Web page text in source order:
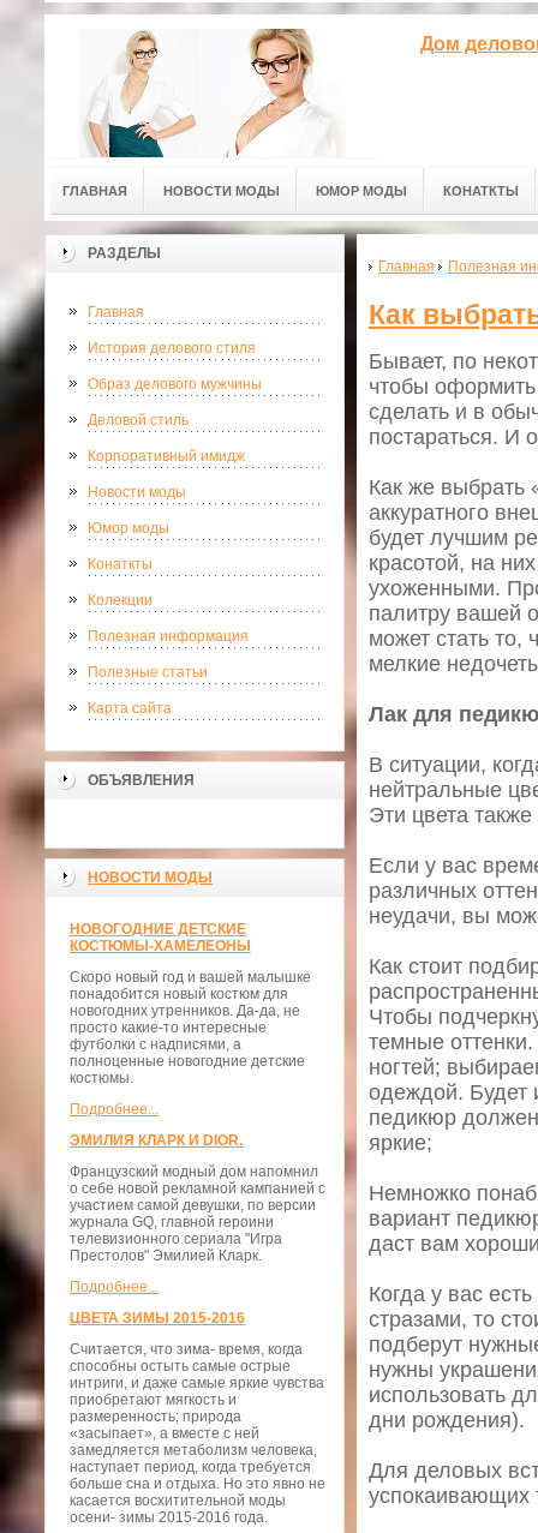
Дом
ГЛАВНАЯ НОВОСТИ МОДЫ ЮМОР МОДЫ КОНАТКТЫ
РАЗДЕЛЫ
Главная
История делового стиля
Образ делового мужчины
Деловой стиль
Корпоративный имидж
Новости моды
Юмор моды
Конаткты
Колекции
Полезная информация
Полезные статьи
Карта сайта
ОБЪЯВЛЕНИЯ
НОВОСТИ МОДЫ
НОВОГОДНИЕ ДЕТСКИЕ
КОСТЮМЫ-ХАМЕЛЕОНЫ
Скоро новый год и вашей малышке
понадобится новый костюм для
новогодних утренников. Да-да, не
просто какие-то интересные
футболки с надписями, а
полноценные новогодние детские
костюмы.
Подробнее...
ЭМИЛИЯ КЛАРК И DIOR.
Французский модный дом напомнил
о себе новой рекламной кампанией с
участием самой девушки, по версии
журнала GQ, главной героини
телевизионного сериала "Игра
Престолов" Эмилией Кларк.
Подробнее...
ЦВЕТА ЗИМЫ 2015-2016
Считается, что зима- время, когда
способны остыть самые острые
интриги, и даже самые яркие чувства
приобретают мягкость и
размеренность; природа
«засыпает», а вместе с ней
замедляется метаболизм человека,
наступает период, когда требуется
больше сна и отдыха. Но это явно не
касается восхитительной моды
осени- зимы 2015-2016 года.
Главная Полезная
Как
Бывает, по
чтобы
сделать и в
постараться. И
Как же выбрать
аккуратного
будет лучшим
красотой, на
ухоженными.
палитру вашей
может стать то,
мелкие
Лак для
В ситуации,
нейтральные
Эти цвета
Если у вас
различных
неудачи, вы
Как стоит
Чтобы
темные
ногтей;
одеждой. Будет
педикюр
яркие;
Немножко
вариант
даст вам
Когда у вас
стразами, то
подберут
нужны
использовать
дни рождения).
Для деловых
успокаивающих